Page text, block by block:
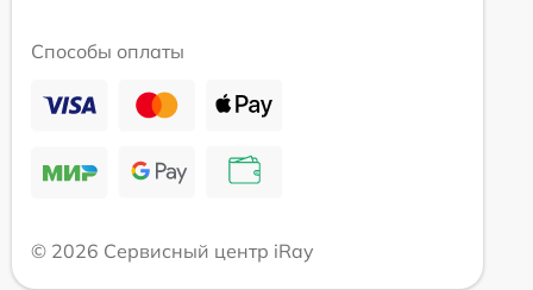
Способы оплаты
© 2026 Сервисный центр iRay